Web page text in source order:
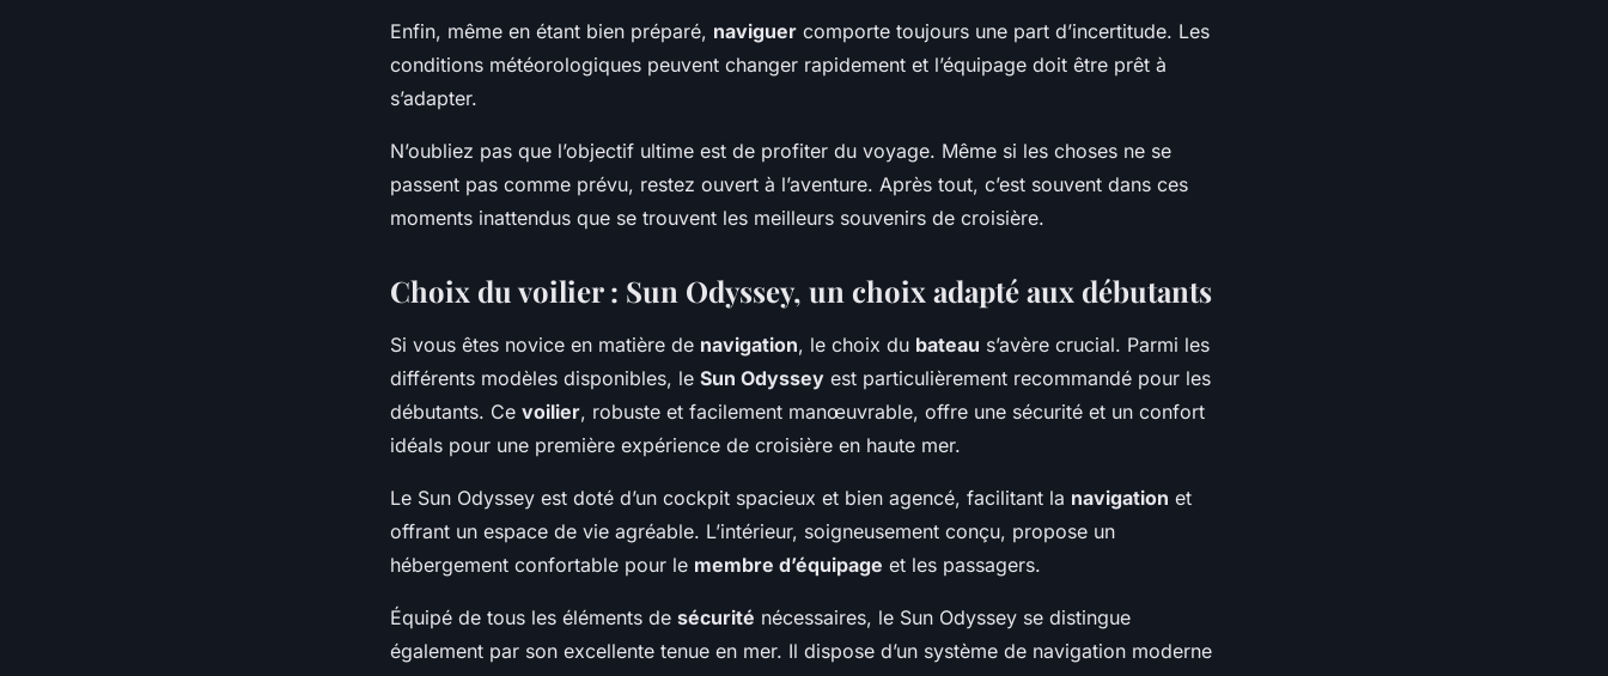
Enfin, même en étant bien préparé, naviguer comporte toujours une part d’incertitude. Les
conditions météorologiques peuvent changer rapidement et l’équipage doit être prêt à
s’adapter.
N’oubliez pas que l’objectif ultime est de profiter du voyage. Même si les choses ne se
passent pas comme prévu, restez ouvert à l’aventure. Après tout, c’est souvent dans ces
moments inattendus que se trouvent les meilleurs souvenirs de croisière.
Choix du voilier : Sun Odyssey, un choix adapté aux débutants
Si vous êtes novice en matière de navigation, le choix du bateau s’avère crucial. Parmi les
différents modèles disponibles, le Sun Odyssey est particulièrement recommandé pour les
débutants. Ce voilier, robuste et facilement manœuvrable, offre une sécurité et un confort
idéals pour une première expérience de croisière en haute mer.
Le Sun Odyssey est doté d’un cockpit spacieux et bien agencé, facilitant la navigation et
offrant un espace de vie agréable. L’intérieur, soigneusement conçu, propose un
hébergement confortable pour le membre d’équipage et les passagers.
Équipé de tous les éléments de sécurité nécessaires, le Sun Odyssey se distingue
également par son excellente tenue en mer. Il dispose d’un système de navigation moderne